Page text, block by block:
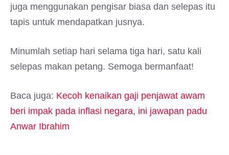
juga menggunakan pengisar biasa dan selepas itu
tapis untuk mendapatkan jusnya.
Minumlah setiap hari selama tiga hari, satu kali
selepas makan petang. Semoga bermanfaat!
Baca juga: Kecoh kenaikan gaji penjawat awam
beri impak pada inflasi negara, ini jawapan padu
Anwar Ibrahim